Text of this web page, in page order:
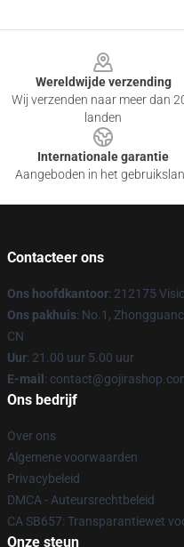
Wereldwijde verzending
Wij verzenden naar meer dan
landen
Internationale garantie
Aangeboden in het
Contacteer ons
Ons hoofdkantoor: 212175
Ons pakhuis: No.1,
CN
Uur: 21.00 uur 5.00 uur
E-mail :
Ons bedrijf
Over ons
Algemene voorwaarden
Privacybeleid
DMCA - Auteursrechtbeleid
CA SB657: Transparantiewet
Onze steun